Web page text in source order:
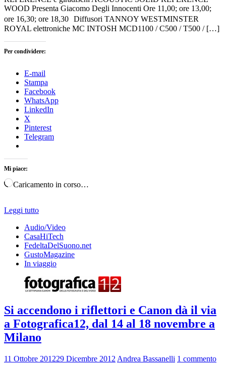
WOOD Presenta Giacomo Degli Innocenti Ore 11,00; ore 13,00;
ore 16,30; ore 18,30 Diffusori TANNOY WESTMINSTER
ROYAL elettroniche MC INTOSH MCD1100 / C500 / T500 / […]
Per condividere:
E-mail
Stampa
Facebook
WhatsApp
LinkedIn
X
Pinterest
Telegram
Mi piace:
Caricamento in corso…
Leggi tutto
Audio/Video
CasaHiTech
FedeltaDelSuono.net
GustoMagazine
In viaggio
Si accendono i riflettori e Canon dà il via
a Fotografica12, dal 14 al 18 novembre a
Milano
11 Ottobre 201229 Dicembre 2012 Andrea Bassanelli 1 commento